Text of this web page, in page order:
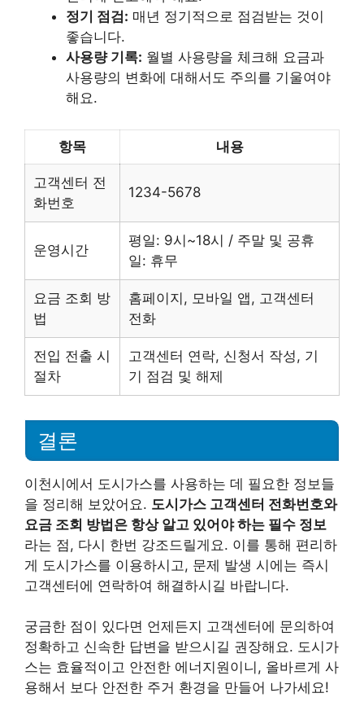
정기 점검: 매년 정기적으로 점검받는 것이
좋습니다.
사용량 기록: 월별 사용량을 체크해 요금과
사용량의 변화에 대해서도 주의를 기울여야
해요.
항목 내용
고객센터 전
화번호
1234-5678
운영시간
평일: 9시~18시 / 주말 및 공휴
일: 휴무
요금 조회 방
법
홈페이지, 모바일 앱, 고객센터
전화
전입 전출 시
절차
고객센터 연락, 신청서 작성, 기
기 점검 및 해제
결론
이천시에서 도시가스를 사용하는 데 필요한 정보들
을 정리해 보았어요. 도시가스 고객센터 전화번호와
요금 조회 방법은 항상 알고 있어야 하는 필수 정보
라는 점, 다시 한번 강조드릴게요. 이를 통해 편리하
게 도시가스를 이용하시고, 문제 발생 시에는 즉시
고객센터에 연락하여 해결하시길 바랍니다.
궁금한 점이 있다면 언제든지 고객센터에 문의하여
정확하고 신속한 답변을 받으시길 권장해요. 도시가
스는 효율적이고 안전한 에너지원이니, 올바르게 사
용해서 보다 안전한 주거 환경을 만들어 나가세요!